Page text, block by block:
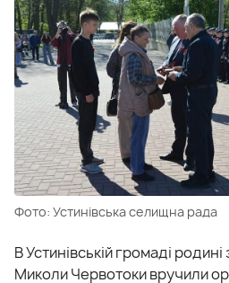
Фото: Устинівська селищна рада
В Устинівській громаді
Миколи Червотоки вручили